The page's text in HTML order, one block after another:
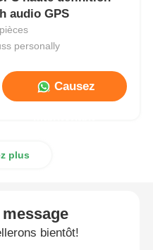
audio GPS
personally
Causez
plus
bientôt!